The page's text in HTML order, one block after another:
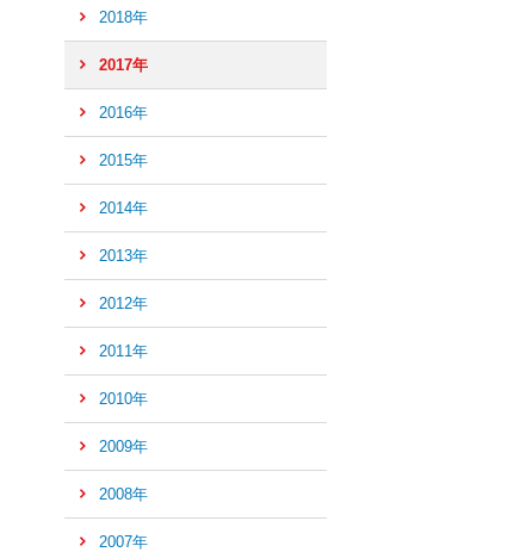
2018年
2017年
2016年
2015年
2014年
2013年
2012年
2011年
2010年
2009年
2008年
2007年